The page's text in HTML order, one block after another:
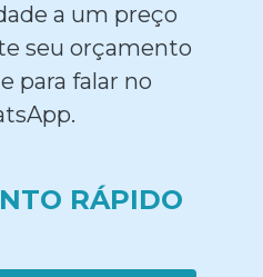
a um preço
seu orçamento
para falar no
RÁPIDO